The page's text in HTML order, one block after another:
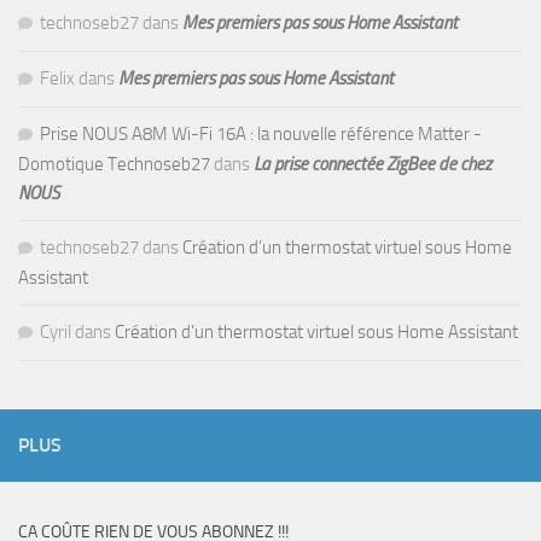
technoseb27 dans Mes premiers pas sous Home Assistant
Felix dans Mes premiers pas sous Home Assistant
Prise NOUS A8M Wi-Fi 16A : la nouvelle référence Matter -
Domotique Technoseb27 dans La prise connectée ZigBee de chez
NOUS
technoseb27 dans Création d’un thermostat virtuel sous Home
Assistant
Cyril dans Création d’un thermostat virtuel sous Home Assistant
PLUS
CA COÛTE RIEN DE VOUS ABONNEZ !!!